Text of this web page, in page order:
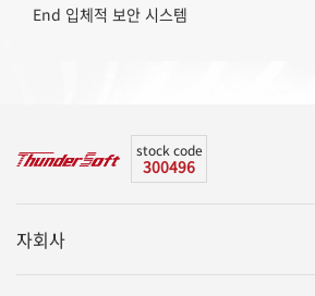
End 입체적 보안 시스템
stock code
300496
자회사